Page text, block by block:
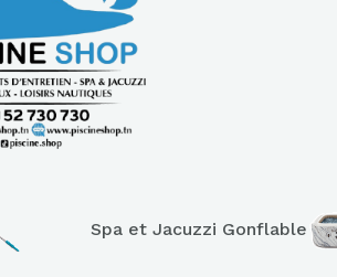
Spa et Jacuzzi Gonflable